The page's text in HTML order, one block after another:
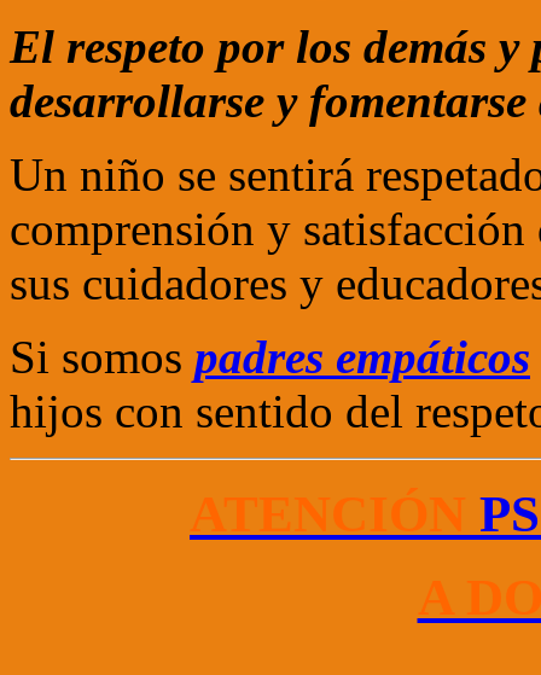
El respeto por los demás
desarrollarse y
Un niño se sentirá
comprensión y satisfacción
sus cuidadores y
Si somos padres empáticos
hijos con sentido del
ATENCIÓN PS
A